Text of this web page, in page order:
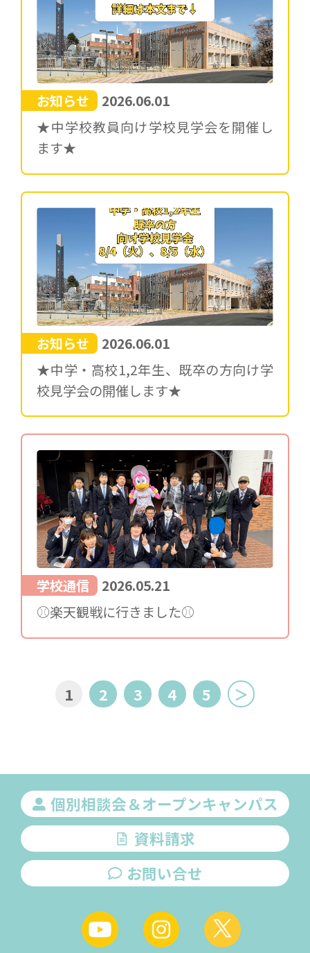
お知らせ
2026.06.01
★中学校教員向け学校見学会を開催し
ます★
お知らせ
2026.06.01
★中学・高校1,2年生、既卒の方向け学
校見学会の開催します★
学校通信
2026.05.21
⚾楽天観戦に行きました⚾
1 2 3 4 5 ＞
個別相談会＆オープンキャンパス
資料請求
お問い合せ